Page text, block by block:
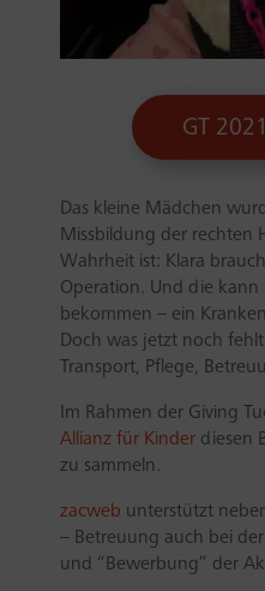
GT
Das kleine Mädchen
Missbildung der rechten
Wahrheit ist: Klara
Operation. Und die kann
bekommen – ein
Doch was jetzt noch
Transport, Pflege,
Im Rahmen der Giving
Allianz für Kinder diesen
zu sammeln.
zacweb unterstützt
– Betreuung auch bei
und “Bewerbung” der